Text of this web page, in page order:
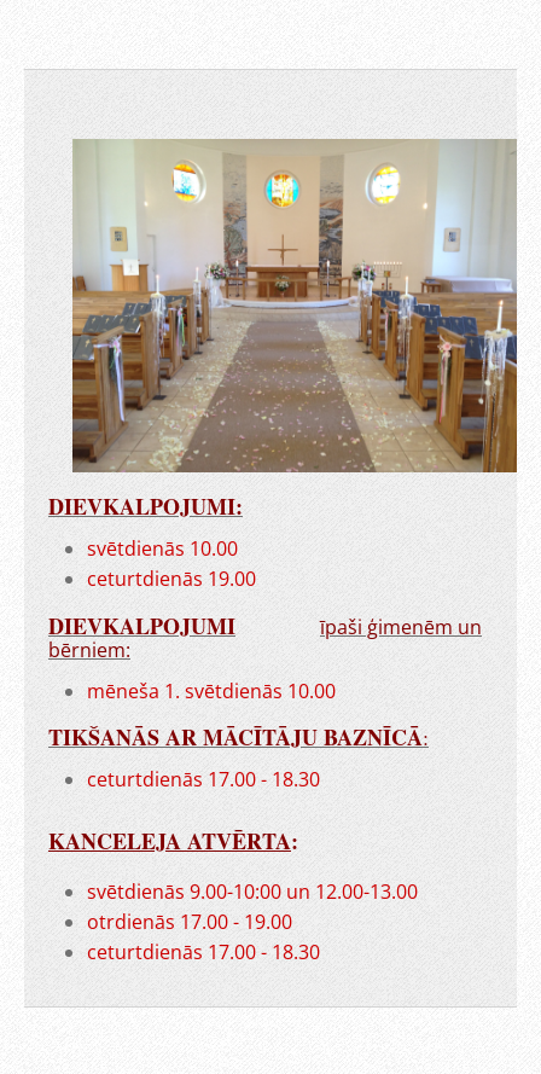
DIEVKALPOJUMI:
svētdienās 10.00
ceturtdienās 19.00
DIEVKALPOJUMI
īpaši ģimenēm un
bērniem:
mēneša 1. svētdienās 10.00
TIKŠANĀS AR MĀCĪTĀJU BAZNĪCĀ:
ceturtdienās 17.00 - 18.30
KANCELEJA ATVĒRTA:
svētdienās 9.00-10:00 un 12.00-13.00
otrdienās 17.00 - 19.00
ceturtdienās 17.00 - 18.30